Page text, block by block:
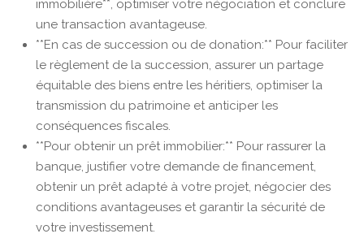
immobilière**, optimiser votre négociation et conclure
une transaction avantageuse.
**En cas de succession ou de donation:** Pour faciliter
le règlement de la succession, assurer un partage
équitable des biens entre les héritiers, optimiser la
transmission du patrimoine et anticiper les
conséquences fiscales.
**Pour obtenir un prêt immobilier:** Pour rassurer la
banque, justifier votre demande de financement,
obtenir un prêt adapté à votre projet, négocier des
conditions avantageuses et garantir la sécurité de
votre investissement.